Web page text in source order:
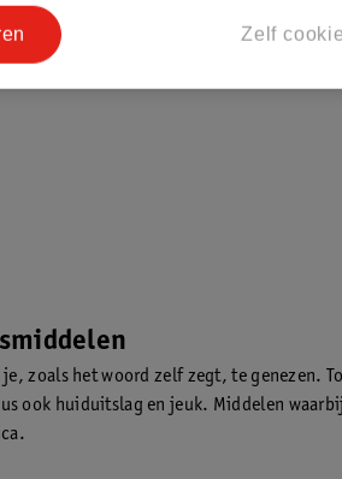
ontstekingsziekte van de huid, waarbij het
de eigen huid keert. Het gaat dan
zoals het woord zelf zegt, te genezen.
ook huiduitslag en jeuk. Middelen
Zelf